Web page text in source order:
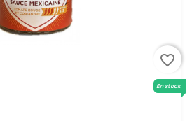
En stock
favorite_border